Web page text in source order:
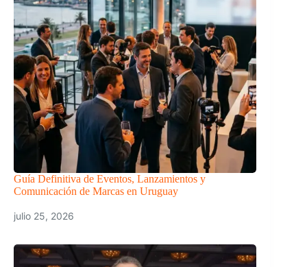
Guía Definitiva de Eventos, Lanzamientos y
Comunicación de Marcas en Uruguay
julio 25, 2026